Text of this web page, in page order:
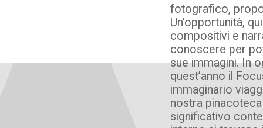
fotografico,
Un'opportunità,
compositivi e
conoscere per
sue immagini. In
quest’anno il
immaginario
nostra
significativo